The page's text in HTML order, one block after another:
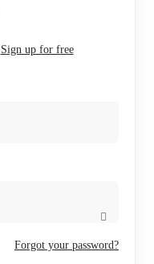
Sign up for free
Forgot your password?